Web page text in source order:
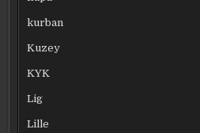
kurban
Kuzey
KYK
Lig
Lille